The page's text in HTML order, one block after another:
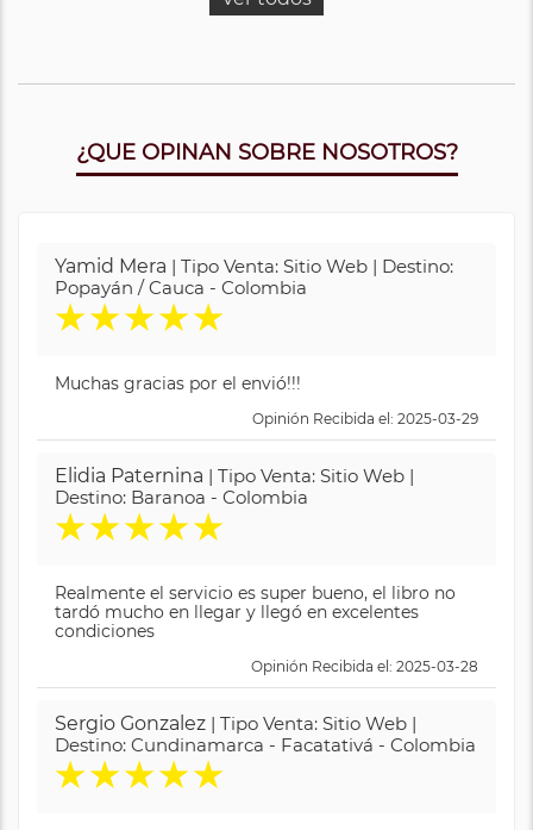
¿QUE OPINAN SOBRE NOSOTROS?
Yamid Mera | Tipo Venta: Sitio Web | Destino:
Popayán / Cauca - Colombia
★★★★★
Muchas gracias por el envió!!!
Opinión Recibida el: 2025-03-29
Elidia Paternina | Tipo Venta: Sitio Web |
Destino: Baranoa - Colombia
★★★★★
Realmente el servicio es super bueno, el libro no
tardó mucho en llegar y llegó en excelentes
condiciones
Opinión Recibida el: 2025-03-28
Sergio Gonzalez | Tipo Venta: Sitio Web |
Destino: Cundinamarca - Facatativá - Colombia
★★★★★